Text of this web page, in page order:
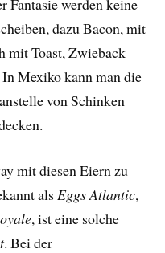
dazu Bacon, mit
mit Toast, Zwieback
Mexiko kann man die
von Schinken
mit diesen Eiern zu
als Eggs Atlantic,
, ist eine solche
. Bei der